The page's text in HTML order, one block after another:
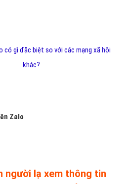
Zalo
người lạ xem thông tin